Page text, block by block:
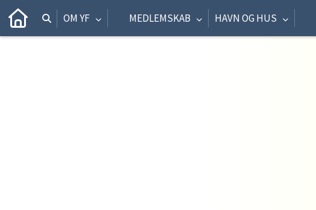
OM YF MEDLEMSKAB HAVN OG HUS